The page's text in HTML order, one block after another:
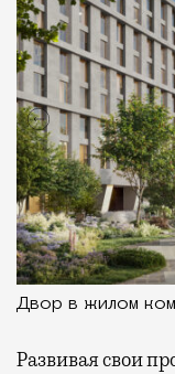
Двор в жилом
Развиваясвои